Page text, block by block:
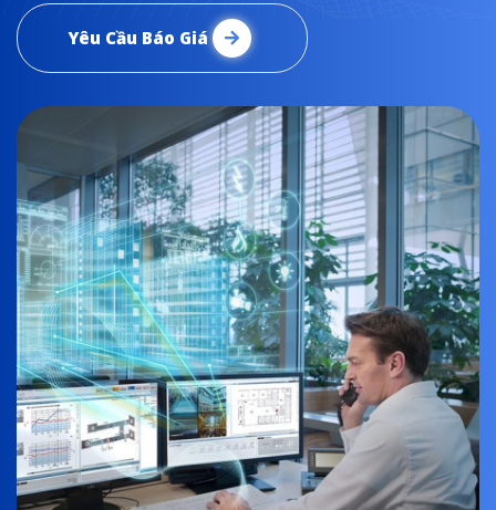
Yêu Cầu Báo Giá